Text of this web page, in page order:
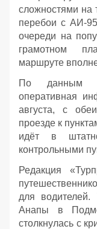
сложностями
перебои с
очереди на
грамотном
маршруте
По данным
оперативная
августа, с
проезде к
идёт в
контрольными
Редакция
для
Анапы в
столкнулась с